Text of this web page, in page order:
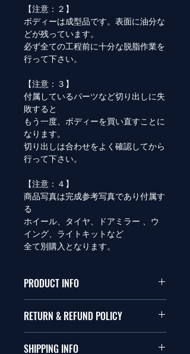
【注意：２】
ボディーは成型品です。表面に油分な
どが残っています。
必ず全ての工程前に十分な脱脂作業を
行って下さい。
【注意：３】
付属しているパーツなど切り出しに失
敗すると
もう一度、ボディーを買い直すことに
なります。
切り出しは合わせをよく確認してから
行って下さい。
【注意：４】
商品写真は完成参考写真であり付属す
る
ホイール、タイヤ、ドアミラー 、ウ
イング、ライトキットなど
全て別購入となります。
PRODUCT INFO
本品は1/10サイズのラジオコント
This items fit in with 1/10 sizes of
RETURN & REFUND POLICY
商品に明らかな欠陥がないかぎり
SHIPPING INFO